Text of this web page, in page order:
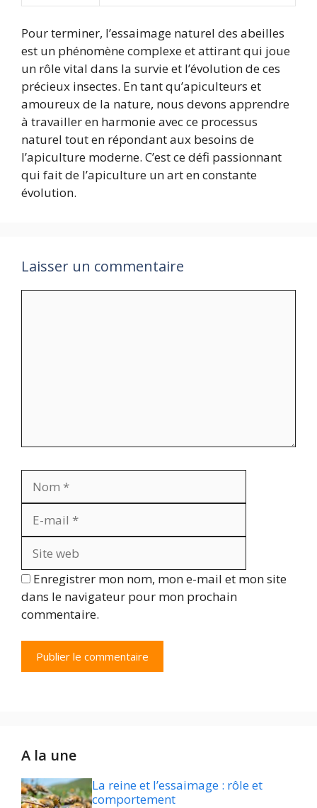
Pour terminer, l’essaimage naturel des abeilles
est un phénomène complexe et attirant qui joue
un rôle vital dans la survie et l’évolution de ces
précieux insectes. En tant qu’apiculteurs et
amoureux de la nature, nous devons apprendre
à travailler en harmonie avec ce processus
naturel tout en répondant aux besoins de
l’apiculture moderne. C’est ce défi passionnant
qui fait de l’apiculture un art en constante
évolution.
Laisser un commentaire
Enregistrer mon nom, mon e-mail et mon site
dans le navigateur pour mon prochain
commentaire.
A la une
La reine et l’essaimage : rôle et
comportement